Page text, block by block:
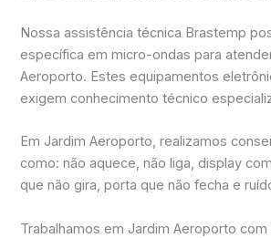
Nossa assistência técnica Brastemp
específica em micro-ondas para
Aeroporto. Estes equipamentos
exigem conhecimento técnico
Em Jardim Aeroporto, realizamos
como: não aquece, não liga, display
que não gira, porta que não fecha e
Trabalhamos em Jardim Aeroporto